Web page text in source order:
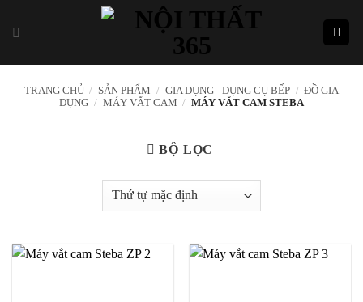
TRANG CHỦ / SẢN PHẨM / GIA DỤNG - DỤNG CỤ BẾP / ĐỒ GIA
DỤNG / MÁY VẮT CAM / MÁY VẮT CAM STEBA
BỘ LỌC